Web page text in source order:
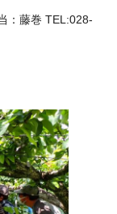
：藤巻 TEL:028-